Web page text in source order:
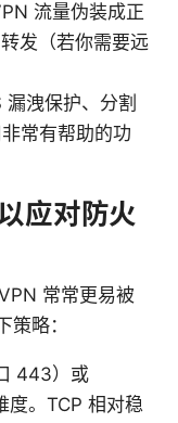
流量伪装成正
发（若你需要远
洩保护、分割
常有帮助的功
应对防火
常常更易被
略：
443）或
度。TCP 相对稳